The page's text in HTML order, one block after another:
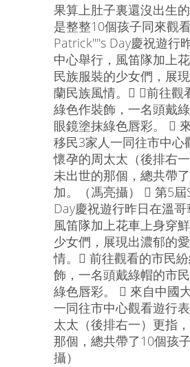
果算上肚子裏還沒出生
是整整10個孩子同來觀
Patrick''''s Day慶祝遊行
中心舉行，風笛隊加上
民族服裝的少女們，展
蘭民族風情。 前往觀
綠色作裝飾，一名頭戴
眼鏡塗抹綠色唇彩。 
移民3家人一同往市中心
懷孕的周太太（後排右
未出世的那個，總共帶
加。（馮亮攝）  第5屆
Day慶祝遊行昨日在溫哥
風笛隊加上花車上身穿
少女們，展現出濃郁的
情。 前往觀看的市民
飾，一名頭戴綠帽的市
綠色唇彩。  來自中國
一同往市中心觀看遊行
太太（後排右一）更指
那個，總共帶了10個孩
攝）